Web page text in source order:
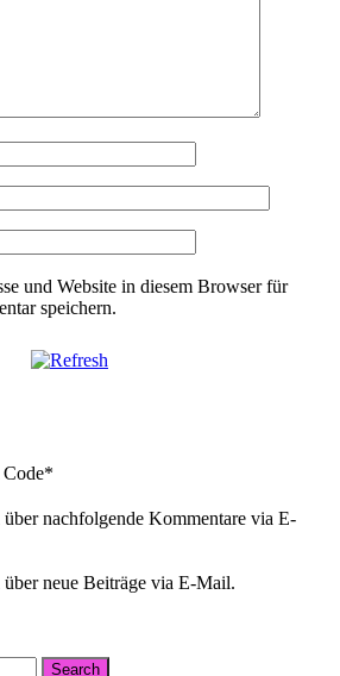
und Website in diesem Browser für
speichern.
*
nachfolgende Kommentare via E-
neue Beiträge via E-Mail.